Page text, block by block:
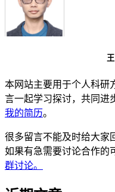
本网站主要用于个人科研
言一起学习探讨，共同进
我的简历。
很多留言不能及时给大家
如果有急需要讨论合作的
群讨论。